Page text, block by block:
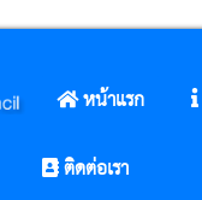
หน้าแรก
ติดต่อเรา